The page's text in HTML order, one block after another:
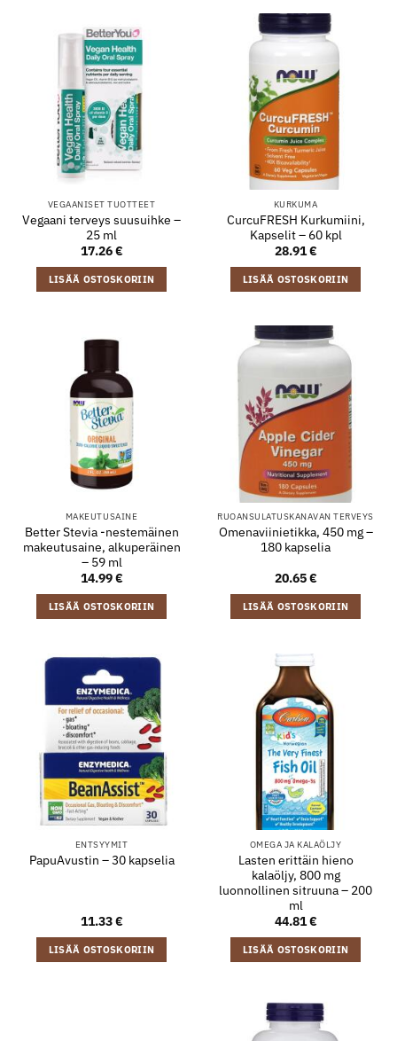
VEGAANISET TUOTTEET
Vegaani terveys suusuihke –
25 ml
17.26€
LISÄÄ OSTOSKORIIN
KURKUMA
CurcuFRESH Kurkumiini,
Kapselit – 60 kpl
28.91€
LISÄÄ OSTOSKORIIN
MAKEUTUSAINE
Better Stevia -nestemäinen
makeutusaine, alkuperäinen
– 59 ml
14.99€
LISÄÄ OSTOSKORIIN
RUOANSULATUSKANAVAN TERVEYS
Omenaviinietikka, 450 mg –
180 kapselia
20.65€
LISÄÄ OSTOSKORIIN
ENTSYYMIT
PapuAvustin – 30 kapselia
11.33€
LISÄÄ OSTOSKORIIN
OMEGA JA KALAÖLJY
Lasten erittäin hieno
kalaöljy, 800 mg
luonnollinen sitruuna – 200
ml
44.81€
LISÄÄ OSTOSKORIIN